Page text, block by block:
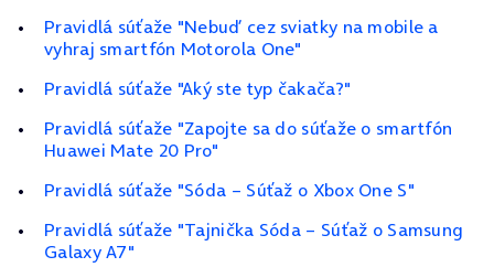
Pravidlá súťaže "Nebuď cez sviatky na mobile a
vyhraj smartfón Motorola One"
Pravidlá súťaže "Aký ste typ čakača?"
Pravidlá súťaže "Zapojte sa do súťaže o smartfón
Huawei Mate 20 Pro"
Pravidlá súťaže "Sóda – Súťaž o Xbox One S"
Pravidlá súťaže "Tajnička Sóda – Súťaž o Samsung
Galaxy A7"